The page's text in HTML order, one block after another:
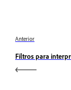
Anterior
Filtros para